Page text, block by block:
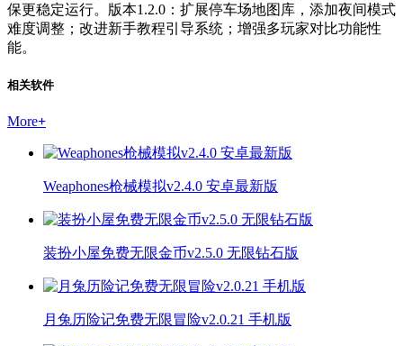
保更稳定运行。版本1.2.0：扩展停车场地图库，添加夜间模式
难度调整；改进新手教程引导系统；增强多玩家对比功能性
能。
相关软件
More+
Weaphones枪械模拟v2.4.0 安卓最新版
装扮小屋免费无限金币v2.5.0 无限钻石版
月兔历险记免费无限冒险v2.0.21 手机版